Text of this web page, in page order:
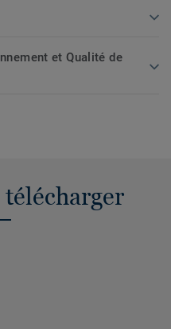
et Qualité de